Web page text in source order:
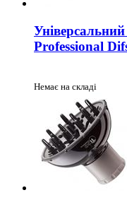
Professional
Немає на складі